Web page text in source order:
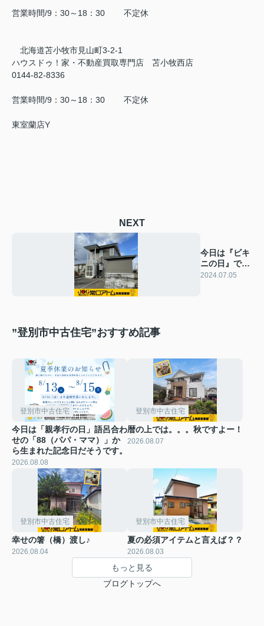
営業時間/9：30～18：30 不定休
北海道苫小牧市見山町3-2-1
ハウスドゥ！家・不動産買取専門店 苫小牧西店
0144-82-8336
営業時間/9：30～18：30 不定休
東室蘭店Y
NEXT
今日は『ビキ
ニの日』です
♪
2024.07.05
”登別市中古住宅”おすすめ記事
登別市中古住宅
今日は「親孝行の日」語呂合わ
せの「88（パパ・ママ）」か
ら生まれた記念日だそうです。
2026.08.08
登別市中古住宅
暦の上では。。。秋ですよー！
2026.08.07
登別市中古住宅
幸せの箸（橋）渡し♪
2026.08.04
登別市中古住宅
夏の必須アイテムと言えば？？
2026.08.03
もっと見る
ブログトップへ